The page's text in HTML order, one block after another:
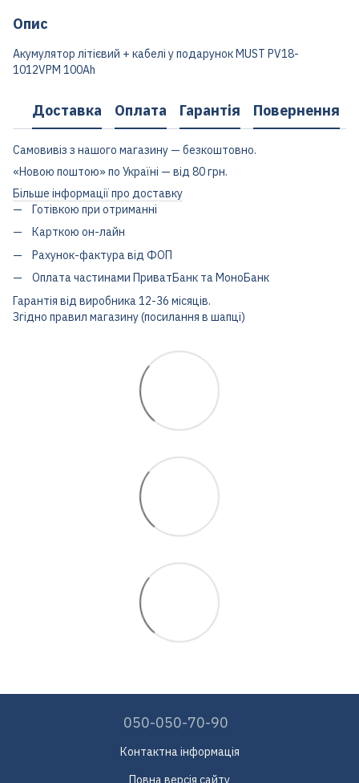
Опис
Акумулятор літієвий + кабелі у подарунок MUST PV18-
1012VPM 100Ah
Доставка Оплата Гарантія Повернення
Самовивіз з нашого магазину — безкоштовно.
«Новою поштою» по Україні — від 80 грн.
Більше інформації про доставку
Готівкою при отриманні
Карткою он-лайн
Рахунок-фактура від ФОП
Оплата частинами ПриватБанк та МоноБанк
Гарантія від виробника 12-36 місяців.
Згідно правил магазину (посилання в шапці)
050-050-70-90
Контактна інформація
Повна версія сайту